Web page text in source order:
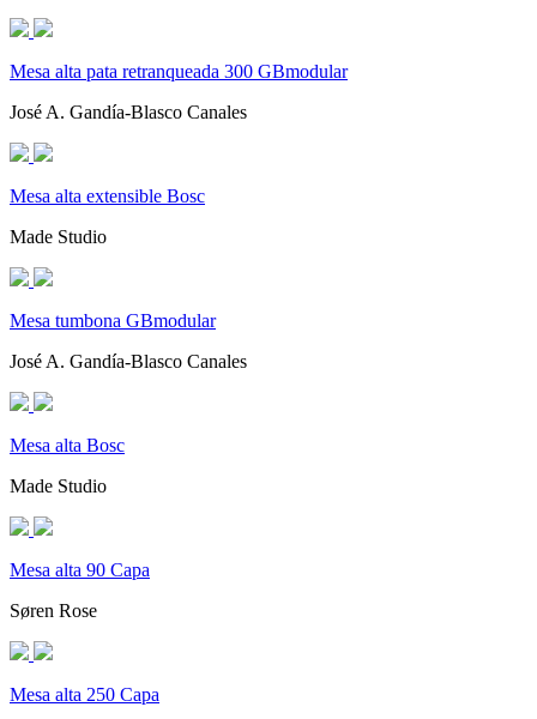
Mesa alta pata retranqueada 300 GBmodular
José A. Gandía-Blasco Canales
Mesa alta extensible Bosc
Made Studio
Mesa tumbona GBmodular
José A. Gandía-Blasco Canales
Mesa alta Bosc
Made Studio
Mesa alta 90 Capa
Søren Rose
Mesa alta 250 Capa